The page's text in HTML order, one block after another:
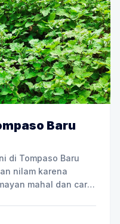
Baru
di Tompaso Baru
nilam karena
mahal dan cara